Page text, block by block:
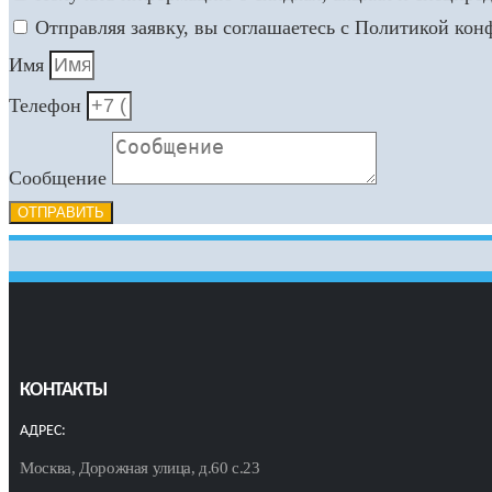
Отправляя заявку, вы соглашаетесь с Политикой
Имя
Телефон
Сообщение
ОТПРАВИТЬ
КОНТАКТЫ
АДРЕС:
Москва, Дорожная улица, д.60 с.23